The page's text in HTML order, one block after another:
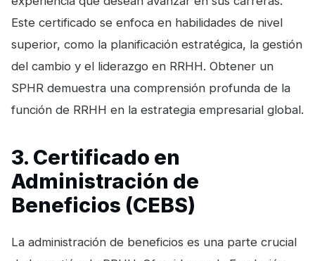
Este certificado se enfoca en habilidades de nivel
superior, como la planificación estratégica, la gestión
del cambio y el liderazgo en RRHH. Obtener un
SPHR demuestra una comprensión profunda de la
función de RRHH en la estrategia empresarial global.
3. Certificado en
Administración de
Beneficios (CEBS)
La administración de beneficios es una parte crucial